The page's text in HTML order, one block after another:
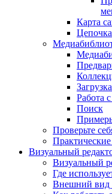
Карта
Работа
Поиск
Проверьте
Практические
Визуальный
Визуальный
Где
Внешний вид